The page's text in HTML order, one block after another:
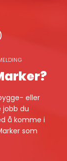
eller
jobb du
å komme i
som